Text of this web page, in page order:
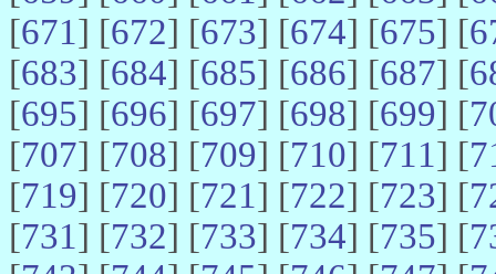
[671] [672] [673] [674] [675] [
[683] [684] [685] [686] [687] [
[695] [696] [697] [698] [699] [
[707] [708] [709] [710] [711] [
[719] [720] [721] [722] [723] [
[731] [732] [733] [734] [735] [